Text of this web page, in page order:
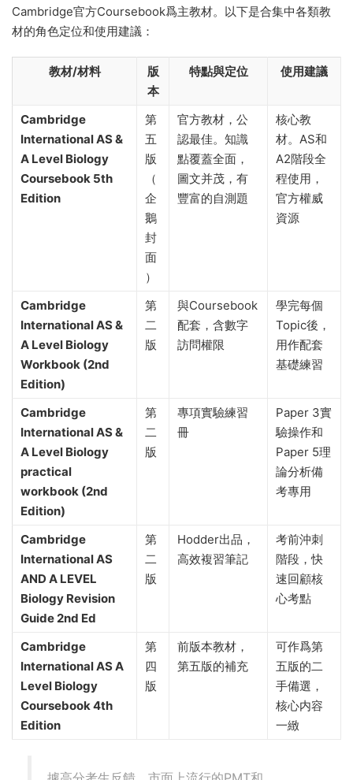
Cambridge官方Coursebook爲主教材。以下是合集中各類教
材的角色定位和使用建議：
教材/材料
版
本
特點與定位 使用建議
Cambridge
International AS &
A Level Biology
Coursebook 5th
Edition
第
五
版
（
企
鵝
封
面
）
官方教材，公
認最佳。知識
點覆蓋全面，
圖文并茂，有
豐富的自測題
核心教
材。AS和
A2階段全
程使用，
官方權威
資源
Cambridge
International AS &
A Level Biology
Workbook (2nd
Edition)
第
二
版
與Coursebook
配套，含數字
訪問權限
學完每個
Topic後，
用作配套
基礎練習
Cambridge
International AS &
A Level Biology
practical
workbook (2nd
Edition)
第
二
版
專項實驗練習
冊
Paper 3實
驗操作和
Paper 5理
論分析備
考專用
Cambridge
International AS
AND A LEVEL
Biology Revision
Guide 2nd Ed
第
二
版
Hodder出品，
高效複習筆記
考前沖刺
階段，快
速回顧核
心考點
Cambridge
International AS A
Level Biology
Coursebook 4th
Edition
第
四
版
前版本教材，
第五版的補充
可作爲第
五版的二
手備選，
核心内容
一緻